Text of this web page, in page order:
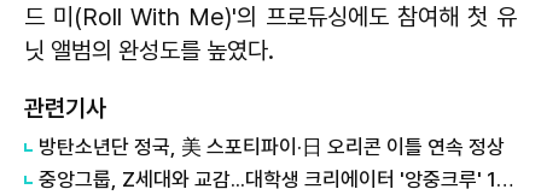
드 미(Roll With Me)'의 프로듀싱에도 참여해 첫 유
닛 앨범의 완성도를 높였다.
관련기사
방탄소년단 정국, 美 스포티파이·日 오리콘 이틀 연속 정상
중앙그룹, Z세대와 교감...대학생 크리에이터 '앙중크루' 1기 출범